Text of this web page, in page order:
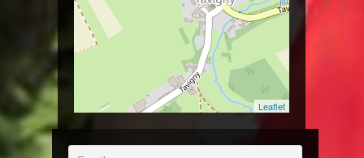
Leaflet